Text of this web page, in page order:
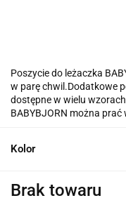
Poszycie do leżaczka
w parę chwil.Dodatkowe
dostępne w wielu
BABYBJORN można prać
Kolor
Brak towaru